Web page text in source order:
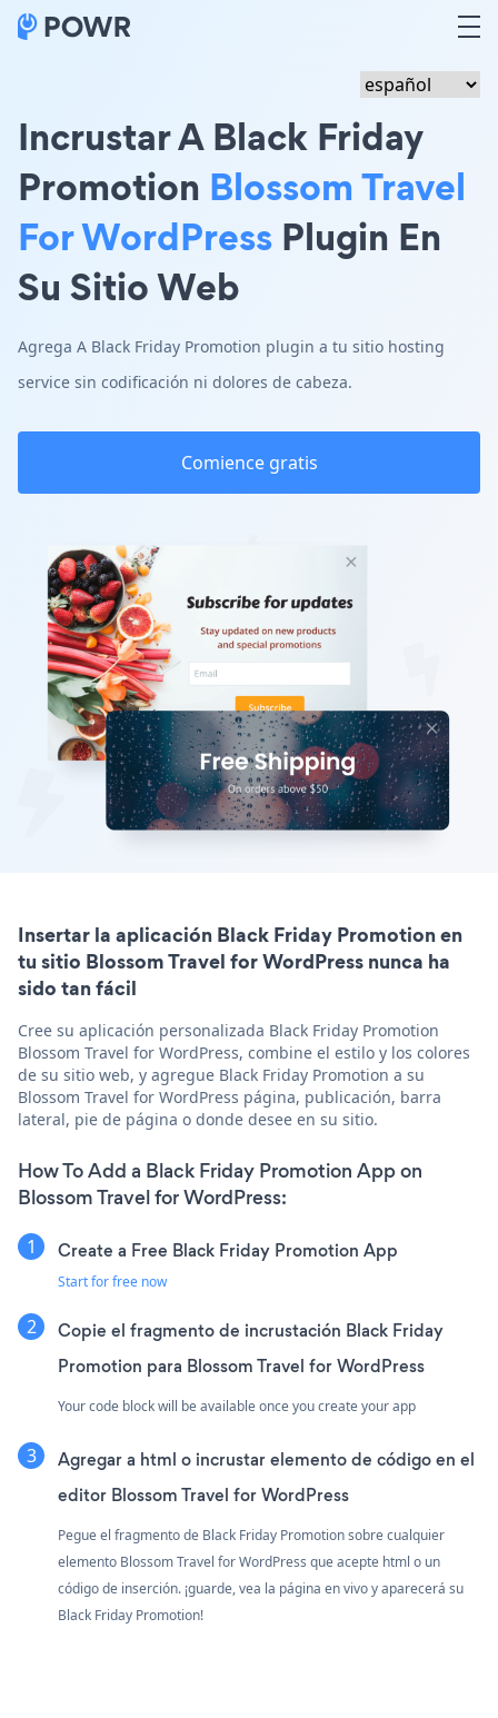
Incrustar A Black Friday
Promotion Blossom Travel
For WordPress Plugin En
Su Sitio Web
Agrega A Black Friday Promotion plugin a tu sitio hosting
service sin codificación ni dolores de cabeza.
Comience gratis
Insertar la aplicación Black Friday Promotion en
tu sitio Blossom Travel for WordPress nunca ha
sido tan fácil
Cree su aplicación personalizada Black Friday Promotion
Blossom Travel for WordPress, combine el estilo y los colores
de su sitio web, y agregue Black Friday Promotion a su
Blossom Travel for WordPress página, publicación, barra
lateral, pie de página o donde desee en su sitio.
How To Add a Black Friday Promotion App on
Blossom Travel for WordPress:
Create a Free Black Friday Promotion App
Start for free now
Copie el fragmento de incrustación Black Friday
Promotion para Blossom Travel for WordPress
Your code block will be available once you create your app
Agregar a html o incrustar elemento de código en el
editor Blossom Travel for WordPress
Pegue el fragmento de Black Friday Promotion sobre cualquier
elemento Blossom Travel for WordPress que acepte html o un
código de inserción. ¡guarde, vea la página en vivo y aparecerá su
Black Friday Promotion!